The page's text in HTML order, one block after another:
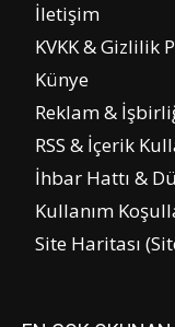
İletişim
KVKK & Gizlilik
Künye
Reklam &
RSS & İçerik
İhbar Hattı &
Kullanım
Site Haritası